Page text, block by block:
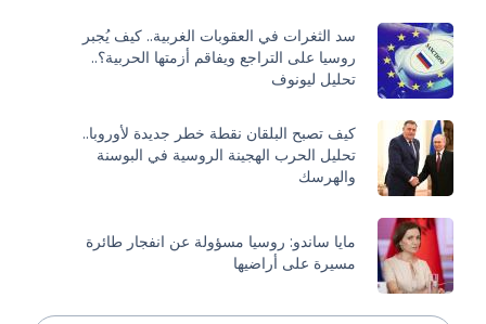
سد الثغرات في العقوبات الغربية.. كيف يُجبر
روسيا على التراجع ويفاقم أزمتها الحربية؟..
تحليل ليونوف
كيف تصبح البلقان نقطة خطر جديدة لأوروبا..
تحليل الحرب الهجينة الروسية في البوسنة
والهرسك
مايا ساندو: روسيا مسؤولة عن انفجار طائرة
مسيرة على أراضيها